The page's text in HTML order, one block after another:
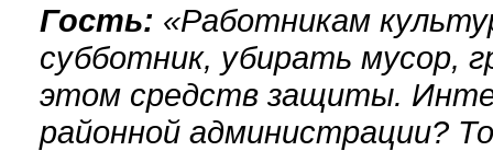
Гость: «Работникам
субботник, убирать мусор,
этом средств защиты.
районной администрации?